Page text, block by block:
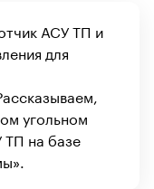
АСУ ТП и
для
угольном
ТП на базе